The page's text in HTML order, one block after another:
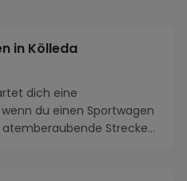
in Kölleda
dich eine
du einen Sportwagen
Strecken